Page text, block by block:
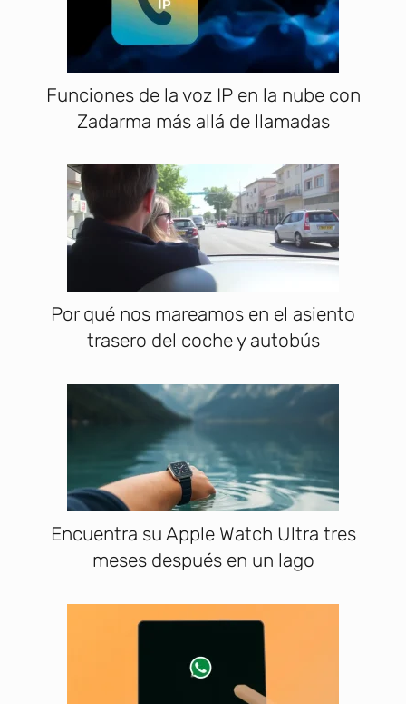
Funciones de la voz IP en la nube con
Zadarma más allá de llamadas
Por qué nos mareamos en el asiento
trasero del coche y autobús
Encuentra su Apple Watch Ultra tres
meses después en un lago